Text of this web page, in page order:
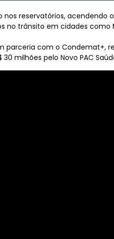
reservatórios, acendendo
trânsito em cidades como
parceria com o Condemat+,
milhões pelo Novo PAC